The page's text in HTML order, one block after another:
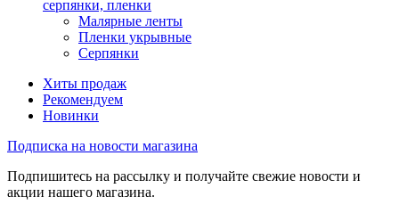
серпянки, пленки
Малярные ленты
Пленки укрывные
Серпянки
Хиты продаж
Рекомендуем
Новинки
Подписка на новости магазина
Подпишитесь на рассылку и получайте свежие новости и
акции нашего магазина.